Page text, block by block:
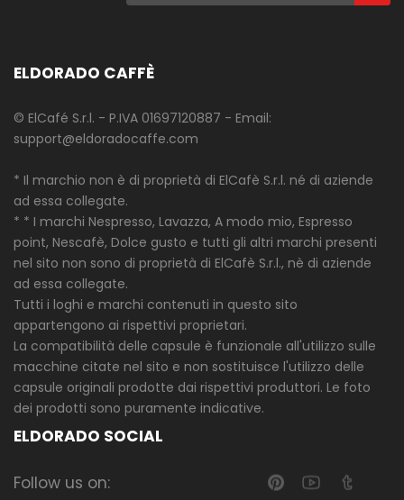
ELDORADO CAFFÈ
© ElCafé S.r.l. - P.IVA 01697120887 - Email:
support@eldoradocaffe.com
* Il marchio non è di proprietà di ElCafè S.r.l. né di aziende
ad essa collegate.
* * I marchi Nespresso, Lavazza, A modo mio, Espresso
point, Nescafè, Dolce gusto e tutti gli altri marchi presenti
nel sito non sono di proprietà di ElCafè S.r.l., nè di aziende
ad essa collegate.
Tutti i loghi e marchi contenuti in questo sito
appartengono ai rispettivi proprietari.
La compatibilità delle capsule è funzionale all'utilizzo sulle
macchine citate nel sito e non sostituisce l'utilizzo delle
capsule originali prodotte dai rispettivi produttori. Le foto
dei prodotti sono puramente indicative.
ELDORADO SOCIAL
Follow us on: